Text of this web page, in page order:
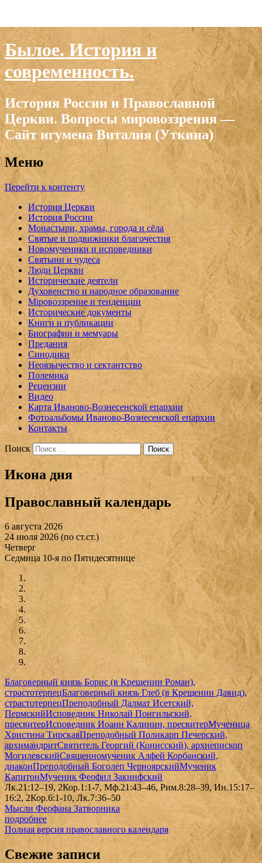
Былое. История и
современность.
История России и Православной
Церкви. Вопросы мировоззрения —
Сайт игумена Виталия (Уткина)
Меню
Перейти к контенту
История Церкви
История России
Монастыри, храмы, города и сёла
Святые и подвижники благочестия
Новомученики и исповедники
Святыни и чудеса
Люди Церкви
Исторические деятели
Духовенство и народное образование
Мiровоззрение и тенденции
Исторические документы
Книги и публикации
Биографии и мемуары
Предания
Синодики
Неоязычество и сектантство
Полемика
Рецензии
Видео
Карта Иваново-Вознесенской епархии
Фотоальбомы Иваново-Вознесенской епархии
Контакты
Поиск
Икона дня
Православный календарь
6 августа 2026
24 июля 2026 (по ст.ст.)
Четверг
Седмица 10-я по Пятидесятнице
Благоверный князь Борис (в Крещении Роман),
страстотерпецБлаговерный князь Глеб (в Крещении Давид),
страстотерпецПреподобный Далмат Исетский,
ПермскийИсповедник Николай Понгильский,
пресвитерИсповедник Иоанн Калинин, пресвитерМученица
Христина ТирскаяПреподобный Поликарп Печерский,
архимандритСвятитель Георгий (Конисский), архиепископ
МогилевскийСвященномученик Алфей Корбанский,
диаконПреподобный Боголеп ЧерноярскийМученик
КапитонМученик Феофил Закинфский
Лк.21:12–19, 2Кор.1:1-7, Мф.21:43–46, Рим.8:28–39, Ин.15:17–
16:2, 2Кор.6:1-10, Лк.7:36–50
Мысли Феофана Затворника
подробнее
Полная версия православного календаря
Свежие записи